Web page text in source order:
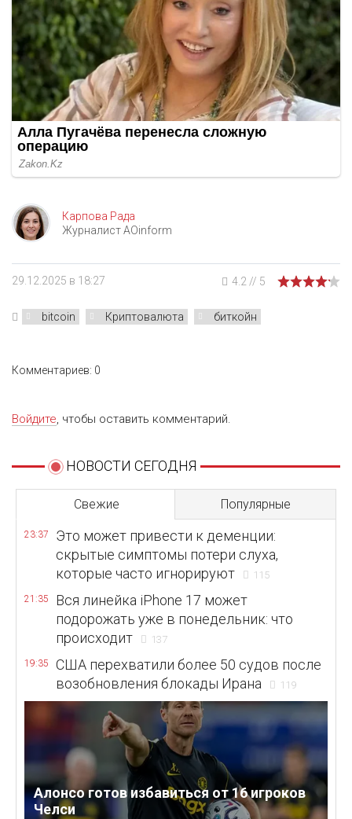
Карпова Рада
Журналист AOinform
29.12.2025 в 18:27 4.2 // 5
bitcoin Криптовалюта биткойн
Комментариев: 0
Войдите, чтобы оставить комментарий.
НОВОСТИ СЕГОДНЯ
Свежие Популярные
23:37
Это может привести к деменции:
скрытые симптомы потери слуха,
которые часто игнорируют
115
21:35
Вся линейка iPhone 17 может
подорожать уже в понедельник: что
происходит
137
19:35
США перехватили более 50 судов после
возобновления блокады Ирана
119
Алонсо готов избавиться от 16 игроков
Челси